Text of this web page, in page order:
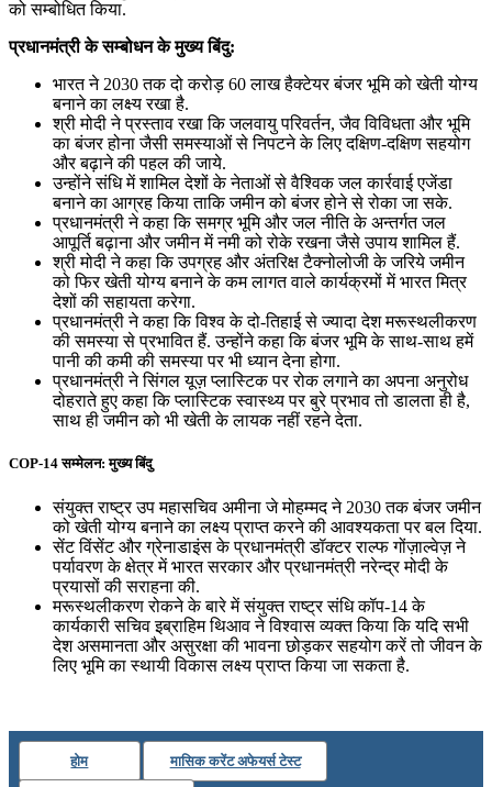
को सम्‍बोधित किया.
प्रधानमंत्री के सम्‍बोधन के मुख्य बिंदु:
भारत ने 2030 तक दो करोड़ 60 लाख हैक्‍टेयर बंजर भूमि को खेती योग्‍य
बनाने का लक्ष्‍य रखा है.
श्री मोदी ने प्रस्‍ताव रखा कि जलवायु परिवर्तन, जैव विविधता और भूमि
का बंजर होना जैसी समस्‍याओं से निपटने के लिए दक्षिण-दक्षिण सहयोग
और बढ़ाने की पहल की जाये.
उन्‍होंने संधि में शामिल देशों के नेताओं से वैश्विक जल कार्रवाई एजेंडा
बनाने का आग्रह किया ताकि जमीन को बंजर होने से रोका जा सके.
प्रधानमंत्री ने कहा कि समग्र भूमि और जल नीति के अन्‍तर्गत जल
आपूर्ति बढ़ाना और जमीन में नमी को रोके रखना जैसे उपाय शामिल हैं.
श्री मोदी ने कहा कि उपग्रह और अंतरिक्ष टैक्‍नोलोजी के जरिये जमीन
को फिर खेती योग्‍य बनाने के कम लागत वाले कार्यक्रमों में भारत मित्र
देशों की सहायता करेगा.
प्रधानमंत्री ने कहा कि विश्‍व के दो-तिहाई से ज्‍यादा देश मरूस्‍थलीकरण
की समस्‍या से प्रभावित हैं. उन्‍होंने कहा कि बंजर भूमि के साथ-साथ हमें
पानी की कमी की समस्‍या पर भी ध्‍यान देना होगा.
प्रधानमंत्री ने सिंगल यूज़ प्‍लास्टिक पर रोक लगाने का अपना अनुरोध
दोहराते हुए कहा कि प्‍लास्टिक स्‍वास्‍थ्‍य पर बुरे प्रभाव तो डालता ही है,
साथ ही जमीन को भी खेती के लायक नहीं रहने देता.
COP-14 सम्मेलन: मुख्य बिंदु
संयुक्‍त राष्‍ट्र उप महासचिव अमीना जे मोहम्‍मद ने 2030 तक बंजर जमीन
को खेती योग्‍य बनाने का लक्ष्‍य प्राप्‍त करने की आवश्‍यकता पर बल दिया.
सेंट विंसेंट और ग्रेनाडाइंस के प्रधानमंत्री डॉक्‍टर राल्‍फ गोंज़ाल्‍वेज़ ने
पर्यावरण के क्षेत्र में भारत सरकार और प्रधानमंत्री नरेन्‍द्र मोदी के
प्रयासों की सराहना की.
मरूस्‍थलीकरण रोकने के बारे में संयुक्‍त राष्‍ट्र संधि कॉप-14 के
कार्यकारी सचिव इब्राहिम थिआव ने विश्‍वास व्‍यक्‍त किया कि यदि सभी
देश असमानता और असुरक्षा की भावना छोड़कर सहयोग करें तो जीवन के
लिए भूमि का स्‍थायी विकास लक्ष्‍य प्राप्‍त किया जा सकता है.
होम मासिक करेंट अफेयर्स टेस्ट